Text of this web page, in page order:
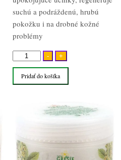
suchú a podráždenú, hrubú
pokožku i na drobné kožné
problémy
-
množstvo
Repíková
bylinná
+
Pridať do košíka